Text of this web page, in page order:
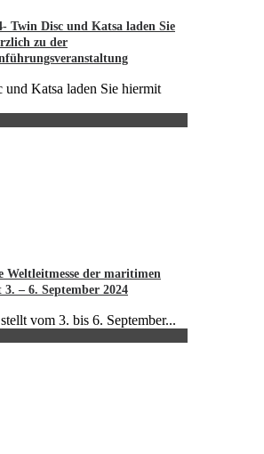
Twin Disc und Katsa laden Sie
zu der
Katsa laden Sie hiermit
Weltleitmesse der maritimen
– 6. September 2024
vom 3. bis 6. September...